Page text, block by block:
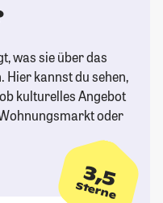
was sie über das
Hier kannst du sehen,
kulturelles Angebot
oder
3,5
Sterne